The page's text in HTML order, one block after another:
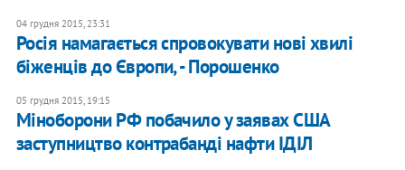
04 грудня 2015, 23:31
Росія намагається спровокувати нові хвилі
біженців до Європи, - Порошенко
05 грудня 2015, 19:15
Міноборони РФ побачило у заявах США
заступництво контрабанді нафти ІДІЛ